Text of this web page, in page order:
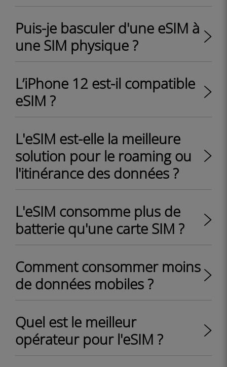
Puis-je basculer d'une eSIM à
une SIM physique ?
L’iPhone 12 est-il compatible
eSIM ?
L'eSIM est-elle la meilleure
solution pour le roaming ou
l'itinérance des données ?
L'eSIM consomme plus de
batterie qu'une carte SIM ?
Comment consommer moins
de données mobiles ?
Quel est le meilleur
opérateur pour l'eSIM ?